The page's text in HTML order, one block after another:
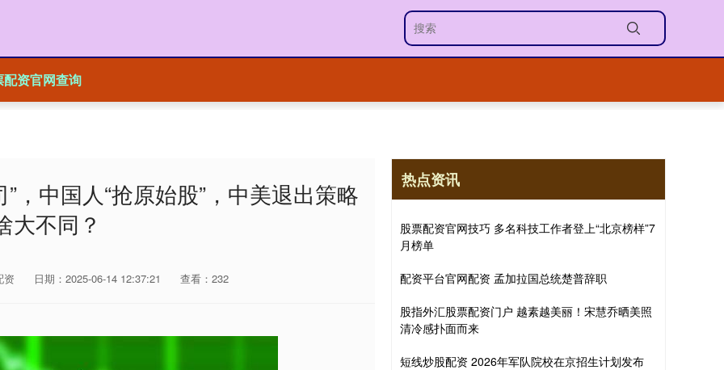
资官网查询
，中国人“抢原始股”，中美退出策略
大不同？
资 日期：2025-06-14 12:37:21 查看：232
热点资讯
股票配资官网技巧 多名科技工作者登上“北京榜样”7
月榜单
配资平台官网配资 孟加拉国总统楚普辞职
股指外汇股票配资门户 越素越美丽！宋慧乔晒美照
清冷感扑面而来
短线炒股配资 2026年军队院校在京招生计划发布